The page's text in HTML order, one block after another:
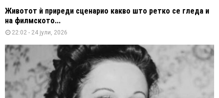
Животот ѝ приреди сценарио какво што ретко се гледа и
на филмското...
22:02 - 24 јули, 2026